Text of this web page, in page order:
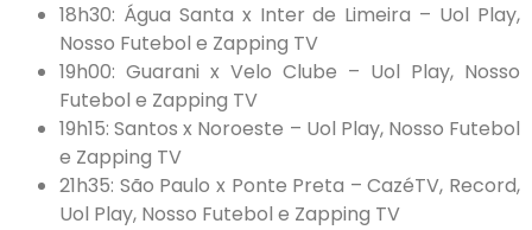
18h30: Água Santa x Inter de Limeira – Uol Play,
Nosso Futebol e Zapping TV
19h00: Guarani x Velo Clube – Uol Play, Nosso
Futebol e Zapping TV
19h15: Santos x Noroeste – Uol Play, Nosso Futebol
e Zapping TV
21h35: São Paulo x Ponte Preta – CazéTV, Record,
Uol Play, Nosso Futebol e Zapping TV